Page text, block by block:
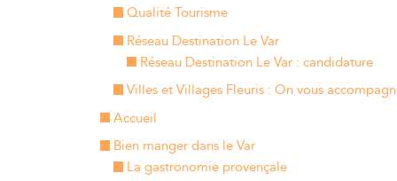
Qualité Tourisme
Réseau Destination Le Var
Réseau Destination Le Var : candidature
Villes et Villages Fleuris : On vous
Accueil
Bien manger dans le Var
La gastronomie provençale